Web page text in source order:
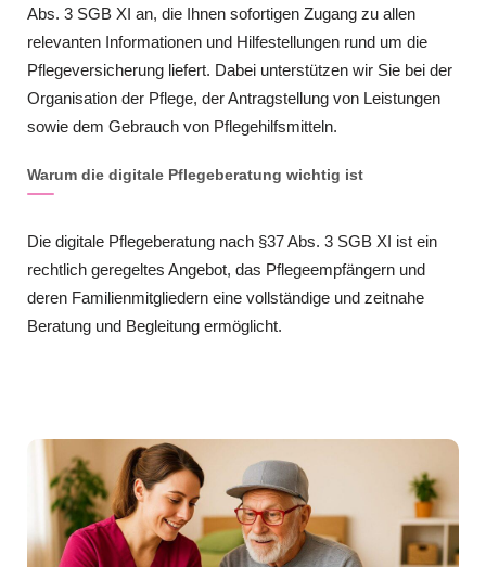
Abs. 3 SGB XI an, die Ihnen sofortigen Zugang zu allen
relevanten Informationen und Hilfestellungen rund um die
Pflegeversicherung liefert. Dabei unterstützen wir Sie bei der
Organisation der Pflege, der Antragstellung von Leistungen
sowie dem Gebrauch von Pflegehilfsmitteln.
Warum die digitale Pflegeberatung wichtig ist
Die digitale Pflegeberatung nach §37 Abs. 3 SGB XI ist ein
rechtlich geregeltes Angebot, das Pflegeempfängern und
deren Familienmitgliedern eine vollständige und zeitnahe
Beratung und Begleitung ermöglicht.